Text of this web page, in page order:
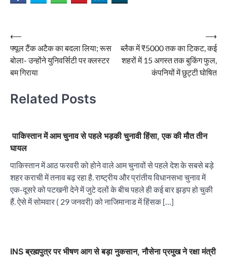
Post
navigation
⟵
फ्यूल टैंक अटैक का बदला लिया; रूस
बोला- उन्होंने युनिवर्सिटी पर क्लस्टर
बम गिराया
ब्लैक में ₹5000 तक का टिकट, कई
शहरों में 15 अगस्त तक बुकिंग फुल,
कंपनियों में छुट्टी घोषित
⟶
Related Posts
पाकिस्तान में आम चुनाव से पहले भड़की चुनावी हिंसा, एक की मौत तीन
घायल
पाकिस्तान में आठ फरवरी को होने वाले आम चुनावों से पहले देश के सबसे बड़े
शहर कराची में तनाव बढ़ रहा है. राष्ट्रीय और प्रांतीय विधानसभा चुनाव में
एक-दूसरे को पटखनी देने में जुटे दलों के बीच पहले ही कई बार झड़प हो चुकी
हैं. ऐसे में सोमवार ( 29 जनवरी) को नाजिमानाड में हिंसक […]
INS ब्रह्मपुत्र पर भीषण आग से बड़ा नुकसान, नौसेना प्रमुख ने रक्षा मंत्री